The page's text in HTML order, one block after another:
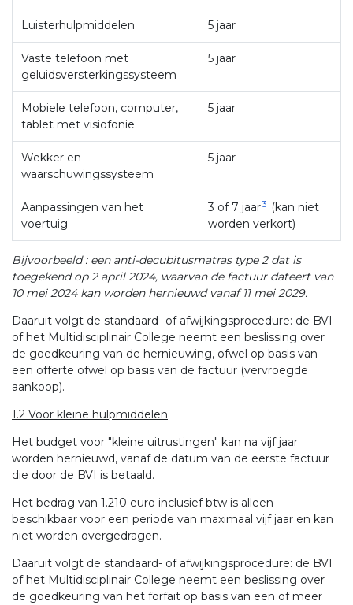
Luisterhulpmiddelen 5 jaar
Vaste telefoon met
geluidsversterkingssysteem
5 jaar
Mobiele telefoon, computer,
tablet met visiofonie
5 jaar
Wekker en
waarschuwingssysteem
5 jaar
Aanpassingen van het
voertuig
3 of 7 jaar3
(kan niet
worden verkort)
Bijvoorbeeld : een anti-decubitusmatras type 2 dat is
toegekend op 2 april 2024, waarvan de factuur dateert van
10 mei 2024 kan worden hernieuwd vanaf 11 mei 2029.
Daaruit volgt de standaard- of afwijkingsprocedure: de BVI
of het Multidisciplinair College neemt een beslissing over
de goedkeuring van de hernieuwing, ofwel op basis van
een offerte ofwel op basis van de factuur (vervroegde
aankoop).
1.2 Voor kleine hulpmiddelen
Het budget voor "kleine uitrustingen" kan na vijf jaar
worden hernieuwd, vanaf de datum van de eerste factuur
die door de BVI is betaald.
Het bedrag van 1.210 euro inclusief btw is alleen
beschikbaar voor een periode van maximaal vijf jaar en kan
niet worden overgedragen.
Daaruit volgt de standaard- of afwijkingsprocedure: de BVI
of het Multidisciplinair College neemt een beslissing over
de goedkeuring van het forfait op basis van een of meer